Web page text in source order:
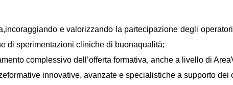
e valorizzando la partecipazione degli
di sperimentazioni cliniche di buonaqualità;
complessivo dell’offerta formativa, anche a livello di
innovative, avanzate e specialistiche a supporto